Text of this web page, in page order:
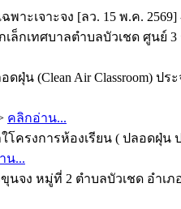
าะเจาะจง [ลว. 15 พ.ค. 2569]
เทศบาลตำบลบัวเชด ศูนย์ 3
น (Clean Air Classroom)
คลิกอ่าน...
โครงการห้องเรียน ( ปลอด
น...
หมู่ที่ 2 ตำบลบัวเชด อำเภ